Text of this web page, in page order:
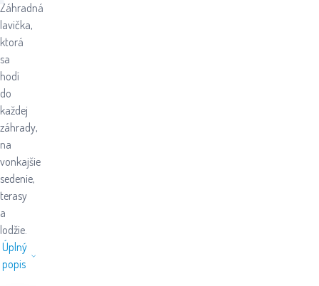
Záhradná
lavička,
ktorá
sa
hodí
do
každej
záhrady,
na
vonkajšie
sedenie,
terasy
a
lodžie.
Úplný
popis